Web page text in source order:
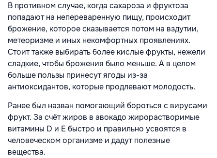
В противном случае, когда сахароза и фруктоза
попадают на непереваренную пищу, происходит
брожение, которое сказывается потом на вздутии,
метеоризме и иных некомфортных проявлениях.
Стоит также выбирать более кислые фрукты, нежели
сладкие, чтобы брожения было меньше. А в целом
больше пользы принесут ягоды из-за
антиоксидантов, которые продлевают молодость.
Ранее был назван помогающий бороться с вирусами
фрукт. За счёт жиров в авокадо жирорастворимые
витамины D и E быстро и правильно усвоятся в
человеческом организме и дадут полезные
вещества.